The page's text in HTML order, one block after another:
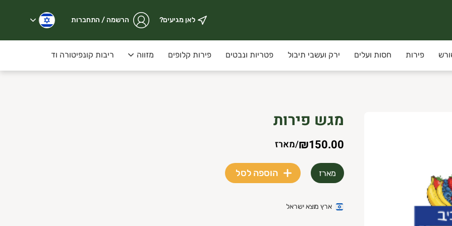
לאן מגיעים? הרשמה / התחברות
פירות חסות ועלים ירק ועשבי תיבול פטריות ונבטים פירות קלופים מזווה ריבות קונפיטורה ודבש על המדף
מגש פירות
₪150.00
/מארז
מארז הוספה לסל
ארץ מוצא ישראל